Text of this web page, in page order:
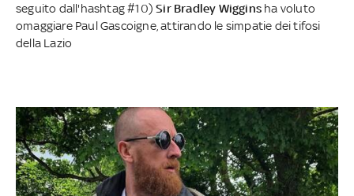
seguito dall'hashtag #10)Sir Bradley Wiggins ha voluto
omaggiare Paul Gascoigne, attirando le simpatie dei tifosi
della Lazio